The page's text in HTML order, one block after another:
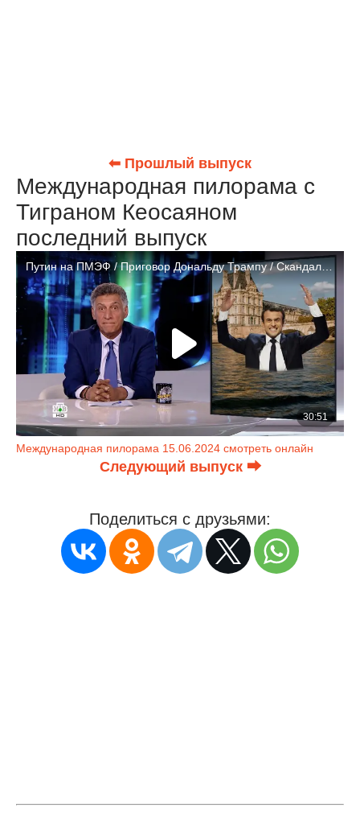
⬅ Прошлый выпуск
Международная пилорама с
Тиграном Кеосаяном
последний выпуск
Международная пилорама 15.06.2024 смотреть онлайн
Следующий выпуск ⮕
Поделиться с друзьями: